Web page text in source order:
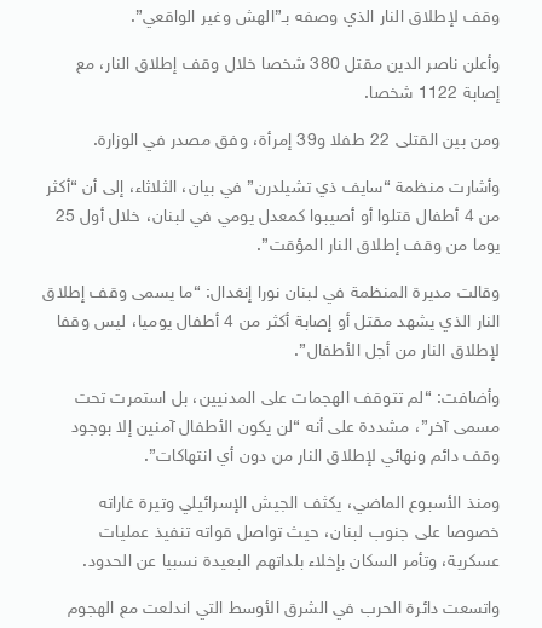
وقف لإطلاق النار الذي وصفه بـ”الهش وغير الواقعي”.
وأعلن ناصر الدين مقتل 380 شخصا خلال وقف إطلاق النار، مع
إصابة 1122 شخصا.
ومن بين القتلى 22 طفلا و39 إمرأة، وفق مصدر في الوزارة.
وأشارت منظمة “سايف ذي تشيلدرن” في بيان، الثلاثاء، إلى أن “أكثر
من 4 أطفال قتلوا أو أصيبوا كمعدل يومي في لبنان، خلال أول 25
يوما من وقف إطلاق النار المؤقت”.
وقالت مديرة المنظمة في لبنان نورا إنغدال: “ما يسمى وقف إطلاق
النار الذي يشهد مقتل أو إصابة أكثر من 4 أطفال يوميا، ليس وقفا
لإطلاق النار من أجل الأطفال”.
وأضافت: “لم تتوقف الهجمات على المدنيين، بل استمرت تحت
مسمى آخر”، مشددة على أنه “لن يكون الأطفال آمنين إلا بوجود
وقف دائم ونهائي لإطلاق النار من دون أي انتهاكات”.
ومنذ الأسبوع الماضي، يكثف الجيش الإسرائيلي وتيرة غاراته
خصوصا على جنوب لبنان، حيث تواصل قواته تنفيذ عمليات
عسكرية، وتأمر السكان بإخلاء بلداتهم البعيدة نسبيا عن الحدود.
واتسعت دائرة الحرب في الشرق الأوسط التي اندلعت مع الهجوم